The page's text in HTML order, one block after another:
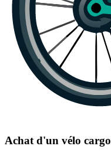
Achat d'un vélo cargo